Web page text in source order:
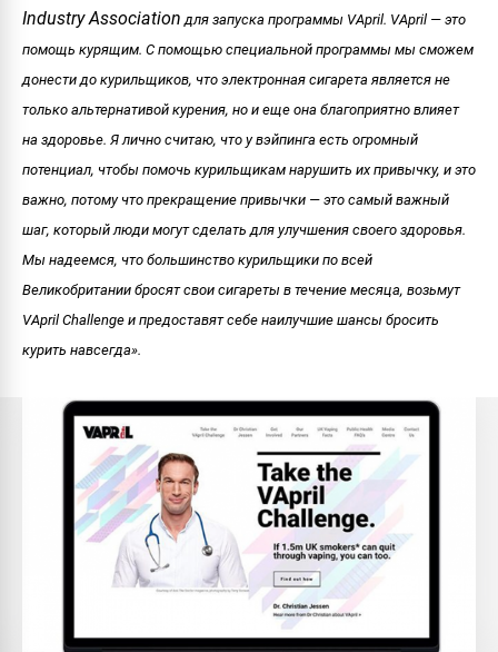
Industry Association для запуска программы VApril. VApril — это
помощь курящим. С помощью специальной программы мы сможем
донести до курильщиков, что электронная сигарета является не
только альтернативой курения, но и еще она благоприятно влияет
на здоровье. Я лично считаю, что у вэйпинга есть огромный
потенциал, чтобы помочь курильщикам нарушить их привычку, и это
важно, потому что прекращение привычки — это самый важный
шаг, который люди могут сделать для улучшения своего здоровья.
Мы надеемся, что большинство курильщики по всей
Великобритании бросят свои сигареты в течение месяца, возьмут
VApril Challenge и предоставят себе наилучшие шансы бросить
курить навсегда».